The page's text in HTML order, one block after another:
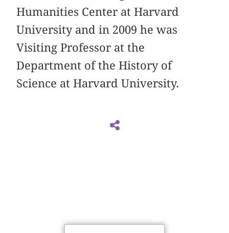
Humanities Center at Harvard
University and in 2009 he was
Visiting Professor at the
Department of the History of
Science at Harvard University.